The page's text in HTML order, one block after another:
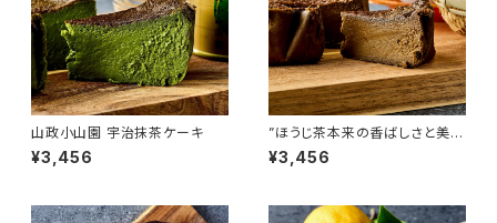
山政小山園 宇治抹茶ケーキ
¥3,456
”ほうじ茶本来の香ばしさと美味
しさをお届け” 三種ほうじ茶ケ
ーキ
¥3,456